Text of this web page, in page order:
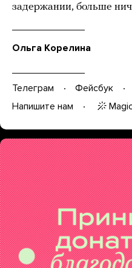
задержании, больше
Ольга Корелина
Телеграм Фейсбук
Напишите нам